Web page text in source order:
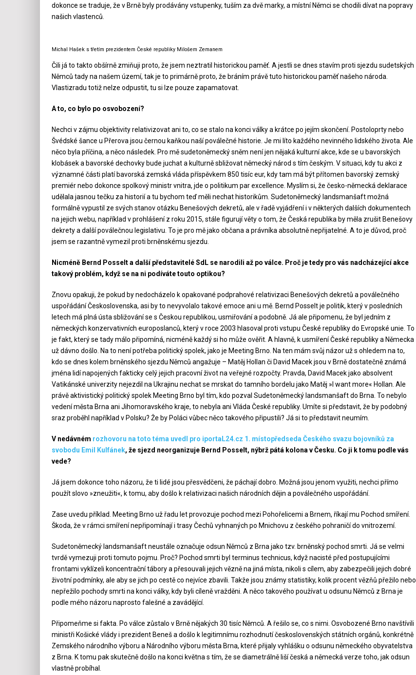
dokonce se traduje, že v Brně byly prodávány vstupenky, tuším za dvě marky, a místní Němci se chodili dívat na popravy
našich vlastenců.
Michal Hašek s třetím prezidentem České republiky Milošem Zemanem
Čili já to takto obšírně zmiňuji proto, že jsem neztratil historickou paměť. A jestli se dnes stavím proti sjezdu sudetských
Němců tady na našem území, tak je to primárně proto, že bráním právě tuto historickou paměť našeho národa.
Vlastizradu totiž nelze odpustit, tu si lze pouze zapamatovat.
A to, co bylo po osvobození?
Nechci v zájmu objektivity relativizovat ani to, co se stalo na konci války a krátce po jejím skončení. Postoloprty nebo
Švédské šance u Přerova jsou černou kaňkou naší poválečné historie. Je mi líto každého nevinného lidského života. Ale
něco byla příčina, a něco následek. Pro mě sudetoněmecký sněm není jen nějaká kulturní akce, kde se u bavorských
klobásek a bavorské dechovky bude juchat a kulturně sbližovat německý národ s tím českým. V situaci, kdy tu akci z
významné části platí bavorská zemská vláda příspěvkem 850 tisíc eur, kdy tam má být přítomen bavorský zemský
premiér nebo dokonce spolkový ministr vnitra, jde o politikum par excellence. Myslím si, že česko-německá deklarace
udělala jasnou tečku za historií a tu bychom teď měli nechat historikům. Sudetoněmecký landsmanšaft možná
formálně vypustil ze svých stanov otázku Benešových dekretů, ale v řadě vyjádření i v některých dalších dokumentech
na jejich webu, například v prohlášení z roku 2015, stále figurují věty o tom, že Česká republika by měla zrušit Benešovy
dekrety a další poválečnou legislativu. To je pro mě jako občana a právníka absolutně nepřijatelné. A to je důvod, proč
jsem se razantně vymezil proti brněnskému sjezdu.
Nicméně Bernd Posselt a další představitelé SdL se narodili až po válce. Proč je tedy pro vás nadcházející akce
takový problém, když se na ni podíváte touto optikou?
Znovu opakuji, že pokud by nedocházelo k opakované podprahové relativizaci Benešových dekretů a poválečného
uspořádání Československa, asi by to nevyvolalo takové emoce ani u mě. Bernd Posselt je politik, který v posledních
letech má plná ústa sbližování se s Českou republikou, usmiřování a podobně. Já ale připomenu, že byl jedním z
německých konzervativních europoslanců, který v roce 2003 hlasoval proti vstupu České republiky do Evropské unie. To
je fakt, který se tady málo připomíná, nicméně každý si ho může ověřit. A hlavně, k usmíření České republiky a Německa
už dávno došlo. Na to není potřeba politický spolek, jako je Meeting Brno. Na ten mám svůj názor už s ohledem na to,
kdo se dnes kolem brněnského sjezdu Němců angažuje – Matěj Hollan či David Macek jsou v Brně dostatečně známá
jména lidí napojených fakticky celý jejich pracovní život na veřejné rozpočty. Pravda, David Macek jako absolvent
Vatikánské univerzity nejezdil na Ukrajinu nechat se mrskat do tamního bordelu jako Matěj »I want more« Hollan. Ale
právě aktivistický politický spolek Meeting Brno byl tím, kdo pozval Sudetoněmecký landsmanšaft do Brna. To nebylo
vedení města Brna ani Jihomoravského kraje, to nebyla ani Vláda České republiky. Umíte si představit, že by podobný
sraz proběhl například v Polsku? Že by Poláci vůbec něco takového připustili? Já si to představit neumím.
V nedávném rozhovoru na toto téma uvedl pro iportaL24.cz 1. místopředseda Českého svazu bojovníků za
svobodu Emil Kulfánek, že sjezd neorganizuje Bernd Posselt, nýbrž pátá kolona v Česku. Co ji k tomu podle vás
vede?
Já jsem dokonce toho názoru, že ti lidé jsou přesvědčeni, že páchají dobro. Možná jsou jenom využiti, nechci přímo
použít slovo »zneužiti«, k tomu, aby došlo k relativizaci našich národních dějin a poválečného uspořádání.
Zase uvedu příklad. Meeting Brno už řadu let provozuje pochod mezi Pohořelicemi a Brnem, říkají mu Pochod smíření.
Škoda, že v rámci smíření nepřipomínají i trasy Čechů vyhnaných po Mnichovu z českého pohraničí do vnitrozemí.
Sudetoněmecký landsmanšaft neustále označuje odsun Němců z Brna jako tzv. brněnský pochod smrti. Já se velmi
tvrdě vymezuji proti tomuto pojmu. Proč? Pochod smrti byl terminus technicus, když nacisté před postupujícími
frontami vyklízeli koncentrační tábory a přesouvali jejich vězně na jiná místa, nikoli s cílem, aby zabezpečili jejich dobré
životní podmínky, ale aby se jich po cestě co nejvíce zbavili. Takže jsou známy statistiky, kolik procent vězňů přežilo nebo
nepřežilo pochody smrti na konci války, kdy byli cíleně vražděni. A něco takového používat u odsunu Němců z Brna je
podle mého názoru naprosto falešné a zavádějící.
Připomeňme si fakta. Po válce zůstalo v Brně nějakých 30 tisíc Němců. A řešilo se, co s nimi. Osvobozené Brno navštívili
ministři Košické vlády i prezident Beneš a došlo k legitimnímu rozhodnutí československých státních orgánů, konkrétně
Zemského národního výboru a Národního výboru města Brna, které přijaly vyhlášku o odsunu německého obyvatelstva
z Brna. K tomu pak skutečně došlo na konci května s tím, že se diametrálně liší česká a německá verze toho, jak odsun
vlastně probíhal.